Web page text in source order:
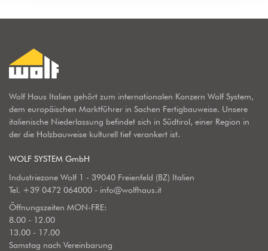
Wolf Haus Italien gehört zum internationalen Konzern Wolf System,
dem europäischen Marktführer in Sachen Fertigbauweise. Unsere
italienische Niederlassung befindet sich in Südtirol, einer Region in
der die Holzbauweise kulturell tief verankert ist.
WOLF SYSTEM GmbH
Industriezone Wolf 1 - 39040 Freienfeld (BZ) Italien
Tel. +39 0472 064000 - info@wolfhaus.it
Öffnungszeiten MON-FRE:
8.00 - 12.00
13.00 - 17.00
Samstag nach Vereinbarung